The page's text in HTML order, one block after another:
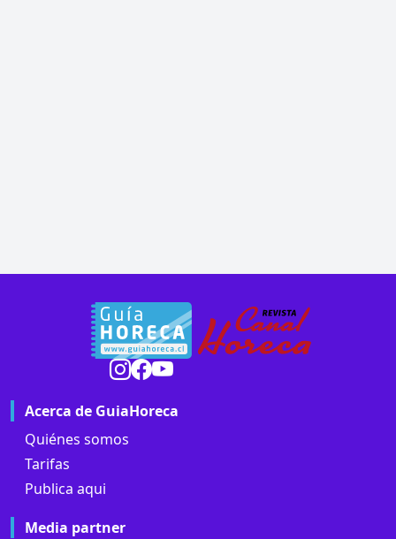
Acerca de GuiaHoreca
Quiénes somos
Tarifas
Publica aqui
Media partner